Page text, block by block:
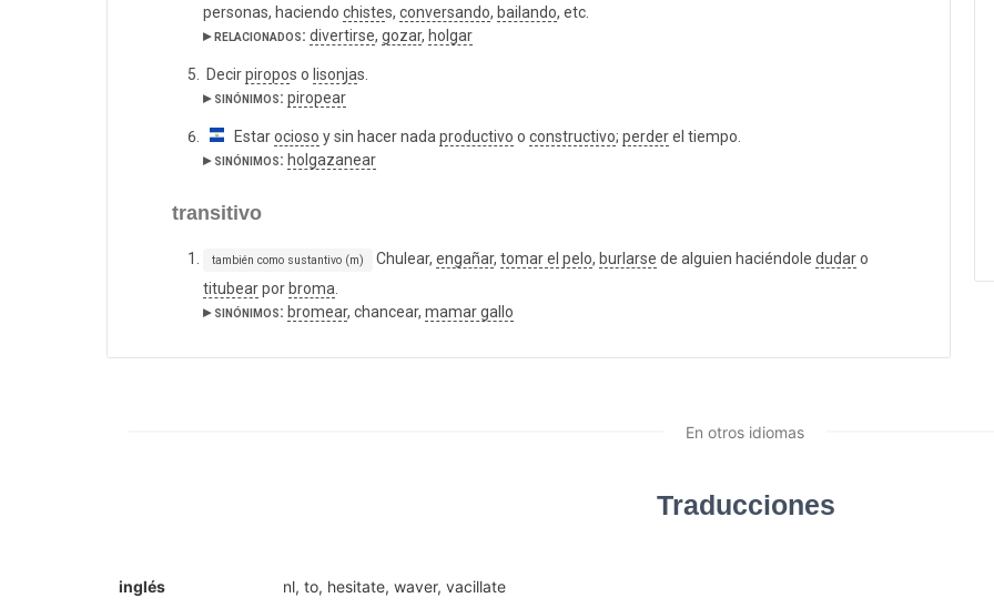
personas, haciendo chistes, conversando, bailando, etc.
▸ relacionados: divertirse, gozar, holgar
Decirpiropos o lisonjas.
▸ sinónimos: piropear
Estarocioso y sin hacer nadaproductivo o constructivo; perderel tiempo.
▸ sinónimos: holgazanear
transitivo
también como sustantivo (m) Chulear, engañar, tomar el pelo, burlarse de alguien haciéndole dudaro
titubearpor broma.
▸ sinónimos: bromear, chancear, mamar gallo
En otros idiomas
Traducciones
inglés nl, to, hesitate, waver, vacillate